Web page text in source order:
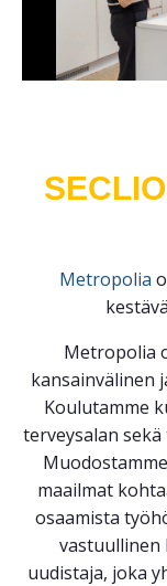
Metropolia
Metropolia
kansainvälinen
Koulutamme
terveysalan
maailmat
osaamista
vastuullinen
uudistaja, joka